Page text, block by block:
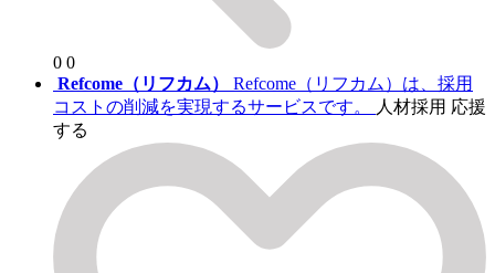
0 0
Refcome（リフカム）
Refcome（リフカム）は、採用
コストの削減を実現するサービスです。
人材採用 応援
する